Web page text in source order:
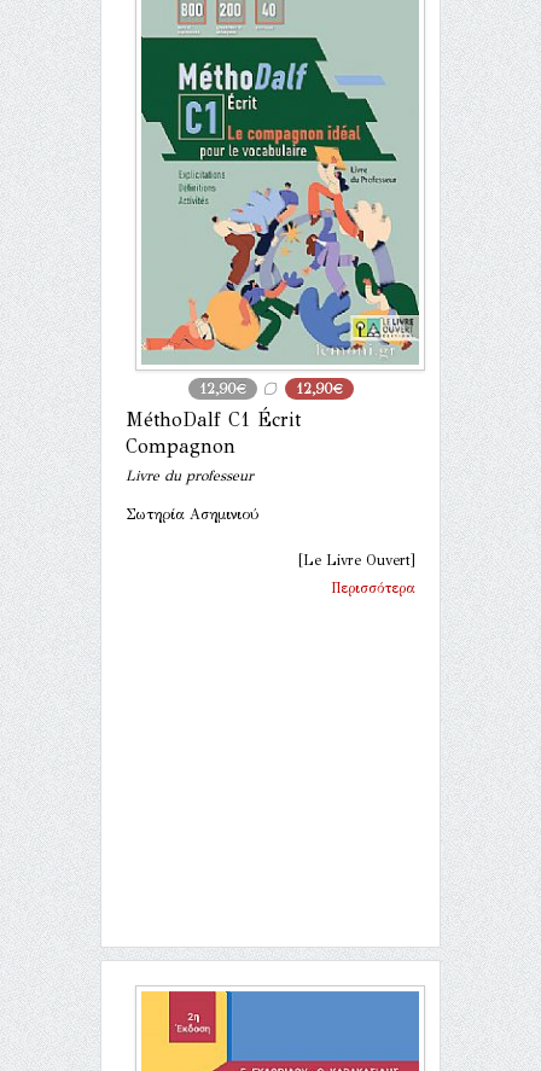
12,90€ 12,90€
ΜéthoDalf C1 Écrit
Compagnon
Livre du professeur
Σωτηρία Ασημινιού
[Le Livre Ouvert]
Περισσότερα